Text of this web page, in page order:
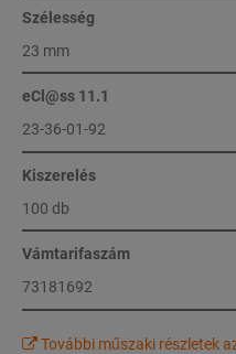
Szélesség
23 mm
eCl@ss 11.1
23-36-01-92
Kiszerelés
100 db
Vámtarifaszám
73181692
További műszaki részletek